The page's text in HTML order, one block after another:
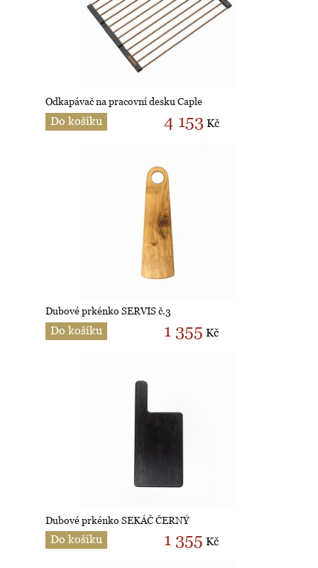
Odkapávač na pracovní desku Caple
Do košíku 4 153 Kč
Dubové prkénko SERVIS č.3
Do košíku 1 355 Kč
Dubové prkénko SEKÁČ ČERNÝ
Do košíku 1 355 Kč